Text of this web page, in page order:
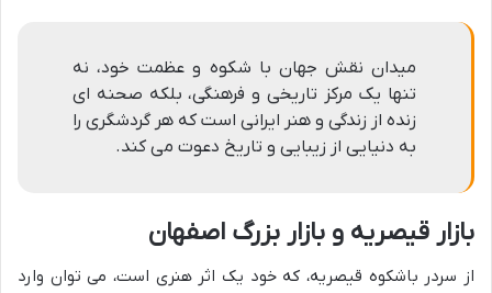
میدان نقش جهان با شکوه و عظمت خود، نه
تنها یک مرکز تاریخی و فرهنگی، بلکه صحنه ای
زنده از زندگی و هنر ایرانی است که هر گردشگری را
به دنیایی از زیبایی و تاریخ دعوت می کند.
بازار قیصریه و بازار بزرگ اصفهان
از سردر باشکوه قیصریه، که خود یک اثر هنری است، می توان وارد